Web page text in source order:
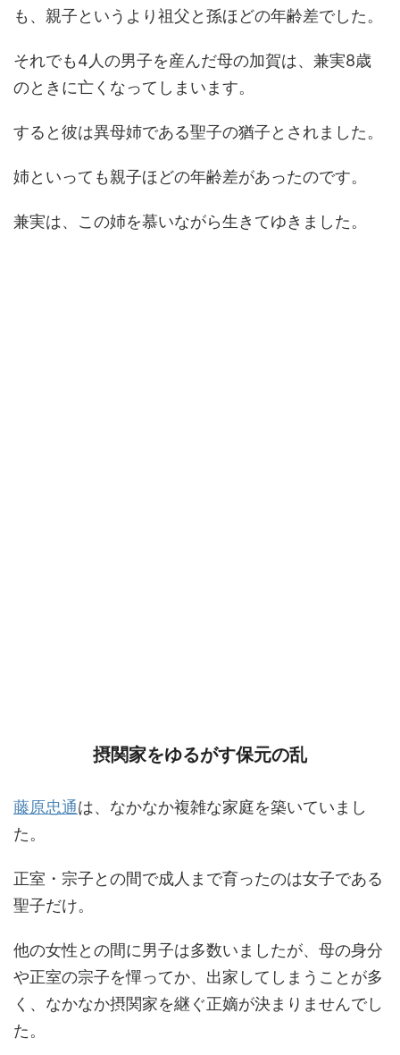
も、親子というより祖父と孫ほどの年齢差でした。
それでも4人の男子を産んだ母の加賀は、兼実8歳
のときに亡くなってしまいます。
すると彼は異母姉である聖子の猶子とされました。
姉といっても親子ほどの年齢差があったのです。
兼実は、この姉を慕いながら生きてゆきました。
摂関家をゆるがす保元の乱
藤原忠通は、なかなか複雑な家庭を築いていまし
た。
正室・宗子との間で成人まで育ったのは女子である
聖子だけ。
他の女性との間に男子は多数いましたが、母の身分
や正室の宗子を憚ってか、出家してしまうことが多
く、なかなか摂関家を継ぐ正嫡が決まりませんでし
た。